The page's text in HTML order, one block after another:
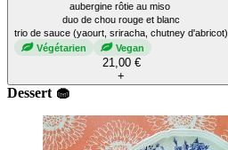
aubergine rôtie au miso
duo de chou rouge et blanc
trio de sauce (yaourt, sriracha, chutney d'abricot)
Végétarien
Vegan
21,00 €
+
Dessert 🧁